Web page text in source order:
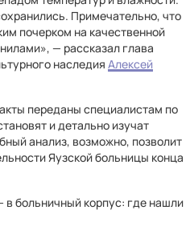
Примечательно, что
почерком на качественной
— рассказал глава
наследия Алексей
переданы специалистам по
и детально изучат
анализ, возможно, позволит
Яузской больницы конца
в больничный корпус: где нашли